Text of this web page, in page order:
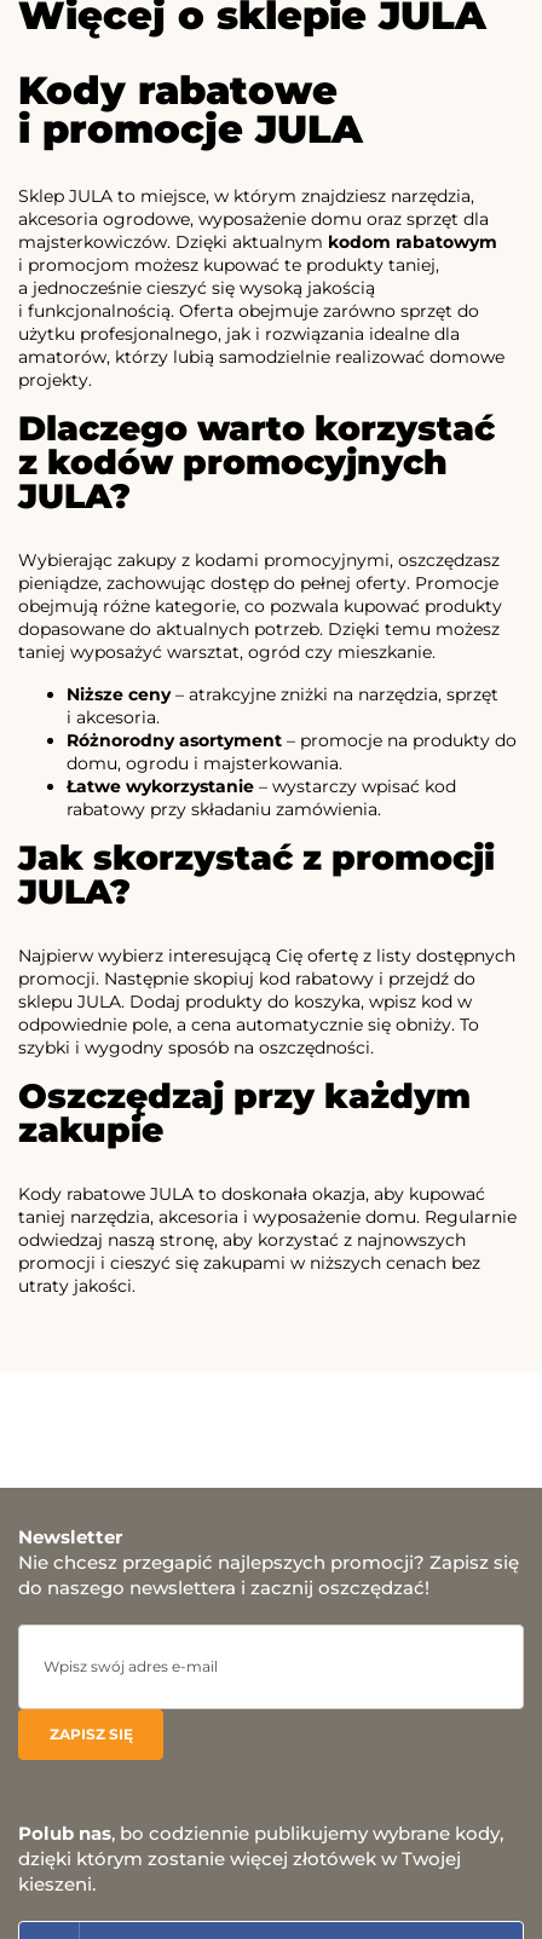
Więcej o sklepie JULA
Kody rabatowe
i promocje JULA
Sklep JULA to miejsce, w którym znajdziesz narzędzia,
akcesoria ogrodowe, wyposażenie domu oraz sprzęt dla
majsterkowiczów. Dzięki aktualnym kodom rabatowym
i promocjom możesz kupować te produkty taniej,
a jednocześnie cieszyć się wysoką jakością
i funkcjonalnością. Oferta obejmuje zarówno sprzęt do
użytku profesjonalnego, jak i rozwiązania idealne dla
amatorów, którzy lubią samodzielnie realizować domowe
projekty.
Dlaczego warto korzystać
z kodów promocyjnych
JULA?
Wybierając zakupy z kodami promocyjnymi, oszczędzasz
pieniądze, zachowując dostęp do pełnej oferty. Promocje
obejmują różne kategorie, co pozwala kupować produkty
dopasowane do aktualnych potrzeb. Dzięki temu możesz
taniej wyposażyć warsztat, ogród czy mieszkanie.
Niższe ceny– atrakcyjne zniżki na narzędzia, sprzęt
i akcesoria.
Różnorodny asortyment – promocje na produkty do
domu, ogrodu i majsterkowania.
Łatwe wykorzystanie – wystarczy wpisać kod
rabatowy przy składaniu zamówienia.
Jak skorzystać z promocji
JULA?
Najpierw wybierz interesującą Cię ofertę z listy dostępnych
promocji. Następnie skopiuj kod rabatowy i przejdź do
sklepu JULA. Dodaj produkty do koszyka, wpisz kod w
odpowiednie pole, a cena automatycznie się obniży. To
szybki i wygodny sposób na oszczędności.
Oszczędzaj przy każdym
zakupie
Kody rabatowe JULA to doskonała okazja, aby kupować
taniej narzędzia, akcesoria i wyposażenie domu. Regularnie
odwiedzaj naszą stronę, aby korzystać z najnowszych
promocji i cieszyć się zakupami w niższych cenach bez
utraty jakości.
Newsletter
Nie chcesz przegapić najlepszych promocji? Zapisz się
do naszego newslettera i zacznij oszczędzać!
Polub nas, bo codziennie publikujemy wybrane kody,
dzięki którym zostanie więcej złotówek w Twojej
kieszeni.